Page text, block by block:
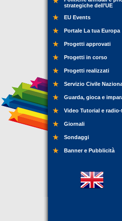
strategiche dell’UE
EU Events
Portale La tua Europa
Progetti approvati
Progetti in corso
Progetti realizzati
Servizio Civile
Guarda, gioca e
Video Tutorial e
Giornali
Sondaggi
Banner e Pubblicità